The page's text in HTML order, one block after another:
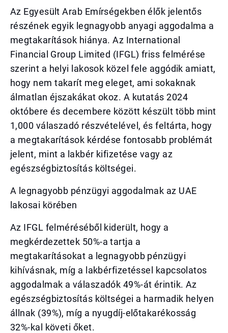
Az Egyesült Arab Emírségekben élők jelentős
részének egyik legnagyobb anyagi aggodalma a
megtakarítások hiánya. Az International
Financial Group Limited (IFGL) friss felmérése
szerint a helyi lakosok közel fele aggódik amiatt,
hogy nem takarít meg eleget, ami sokaknak
álmatlan éjszakákat okoz. A kutatás 2024
októbere és decembere között készült több mint
1,000 válaszadó részvételével, és feltárta, hogy
a megtakarítások kérdése fontosabb problémát
jelent, mint a lakbér kifizetése vagy az
egészségbiztosítás költségei.
A legnagyobb pénzügyi aggodalmak az UAE
lakosai körében
Az IFGL felméréséből kiderült, hogy a
megkérdezettek 50%-a tartja a
megtakarításokat a legnagyobb pénzügyi
kihívásnak, míg a lakbérfizetéssel kapcsolatos
aggodalmak a válaszadók 49%-át érintik. Az
egészségbiztosítás költségei a harmadik helyen
állnak (39%), míg a nyugdíj-előtakarékosság
32%-kal követi őket.